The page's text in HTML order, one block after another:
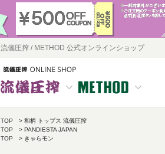
流儀圧搾 / METHOD 公式オンラインショップ
TOP
和柄 トップス 流儀圧搾
TOP
PANDIESTA JAPAN
TOP
きゃらモン